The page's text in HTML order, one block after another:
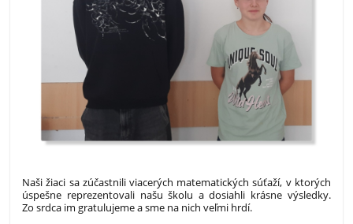
Naši žiaci sa zúčastnili viacerých matematických súťaží, v ktorých
úspešne reprezentovali našu školu a dosiahli krásne výsledky.
Zo srdca im gratulujeme a sme na nich veľmi hrdí.